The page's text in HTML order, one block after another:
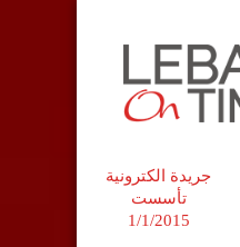
جريدة الكترونية
تأسست
1/1/2015